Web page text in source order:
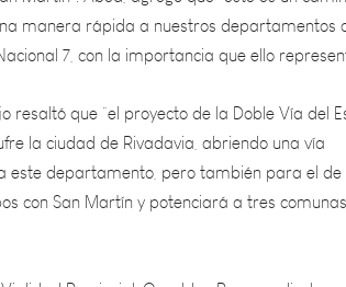
que “el proyecto de la Doble Vía
la ciudad de Rivadavia, abriendo una vía
departamento, pero también para el de
San Martín y potenciará a tres comunas del
Provincial, Osvaldoo Romagnoli, el